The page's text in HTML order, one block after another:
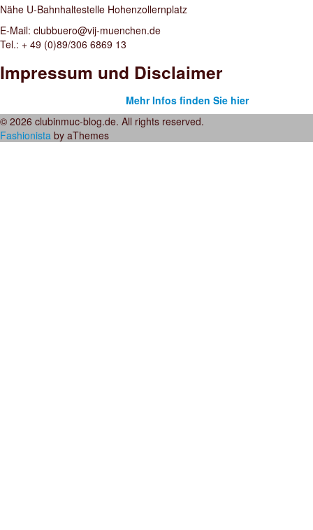
Nähe U-Bahnhaltestelle Hohenzollernplatz
E-Mail: clubbuero@vij-muenchen.de
Tel.: + 49 (0)89/306 6869 13
Impressum und Disclaimer
Mehr Infos finden Sie hier
© 2026 clubinmuc-blog.de. All rights reserved.
Fashionista by aThemes